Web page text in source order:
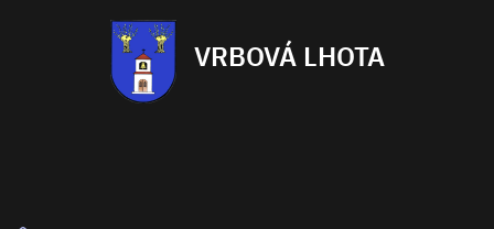
VRBOVÁ LHOTA